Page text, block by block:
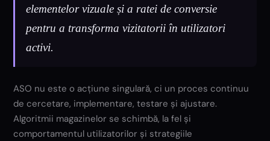
elementelor vizuale și a ratei de conversie
pentru a transforma vizitatorii în utilizatori
activi.
ASO nu este o acțiune singulară, ci un proces continuu
de cercetare, implementare, testare și ajustare.
Algoritmii magazinelor se schimbă, la fel și
comportamentul utilizatorilor și strategiile